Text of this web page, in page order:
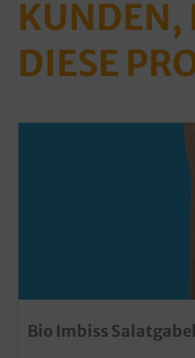
KUNDEN,
DIESE
Bio Imbiss